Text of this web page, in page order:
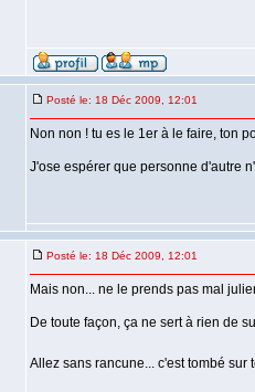
Posté le: 18 Déc 2009, 12:01
Non non ! tu es le 1er à le faire, ton
J'ose espérer que personne d'autre
Posté le: 18 Déc 2009, 12:01
Mais non... ne le prends pas mal
De toute façon, ça ne sert à rien de
Allez sans rancune... c'est tombé